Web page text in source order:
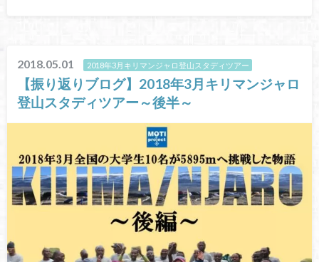
2018.05.01 2018年3月キリマンジャロ登山スタディツアー
【振り返りブログ】2018年3月キリマンジャロ
登山スタディツアー～後半～